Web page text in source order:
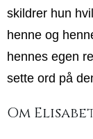
skildrer hun
henne og
hennes egen
sette ord på
Om